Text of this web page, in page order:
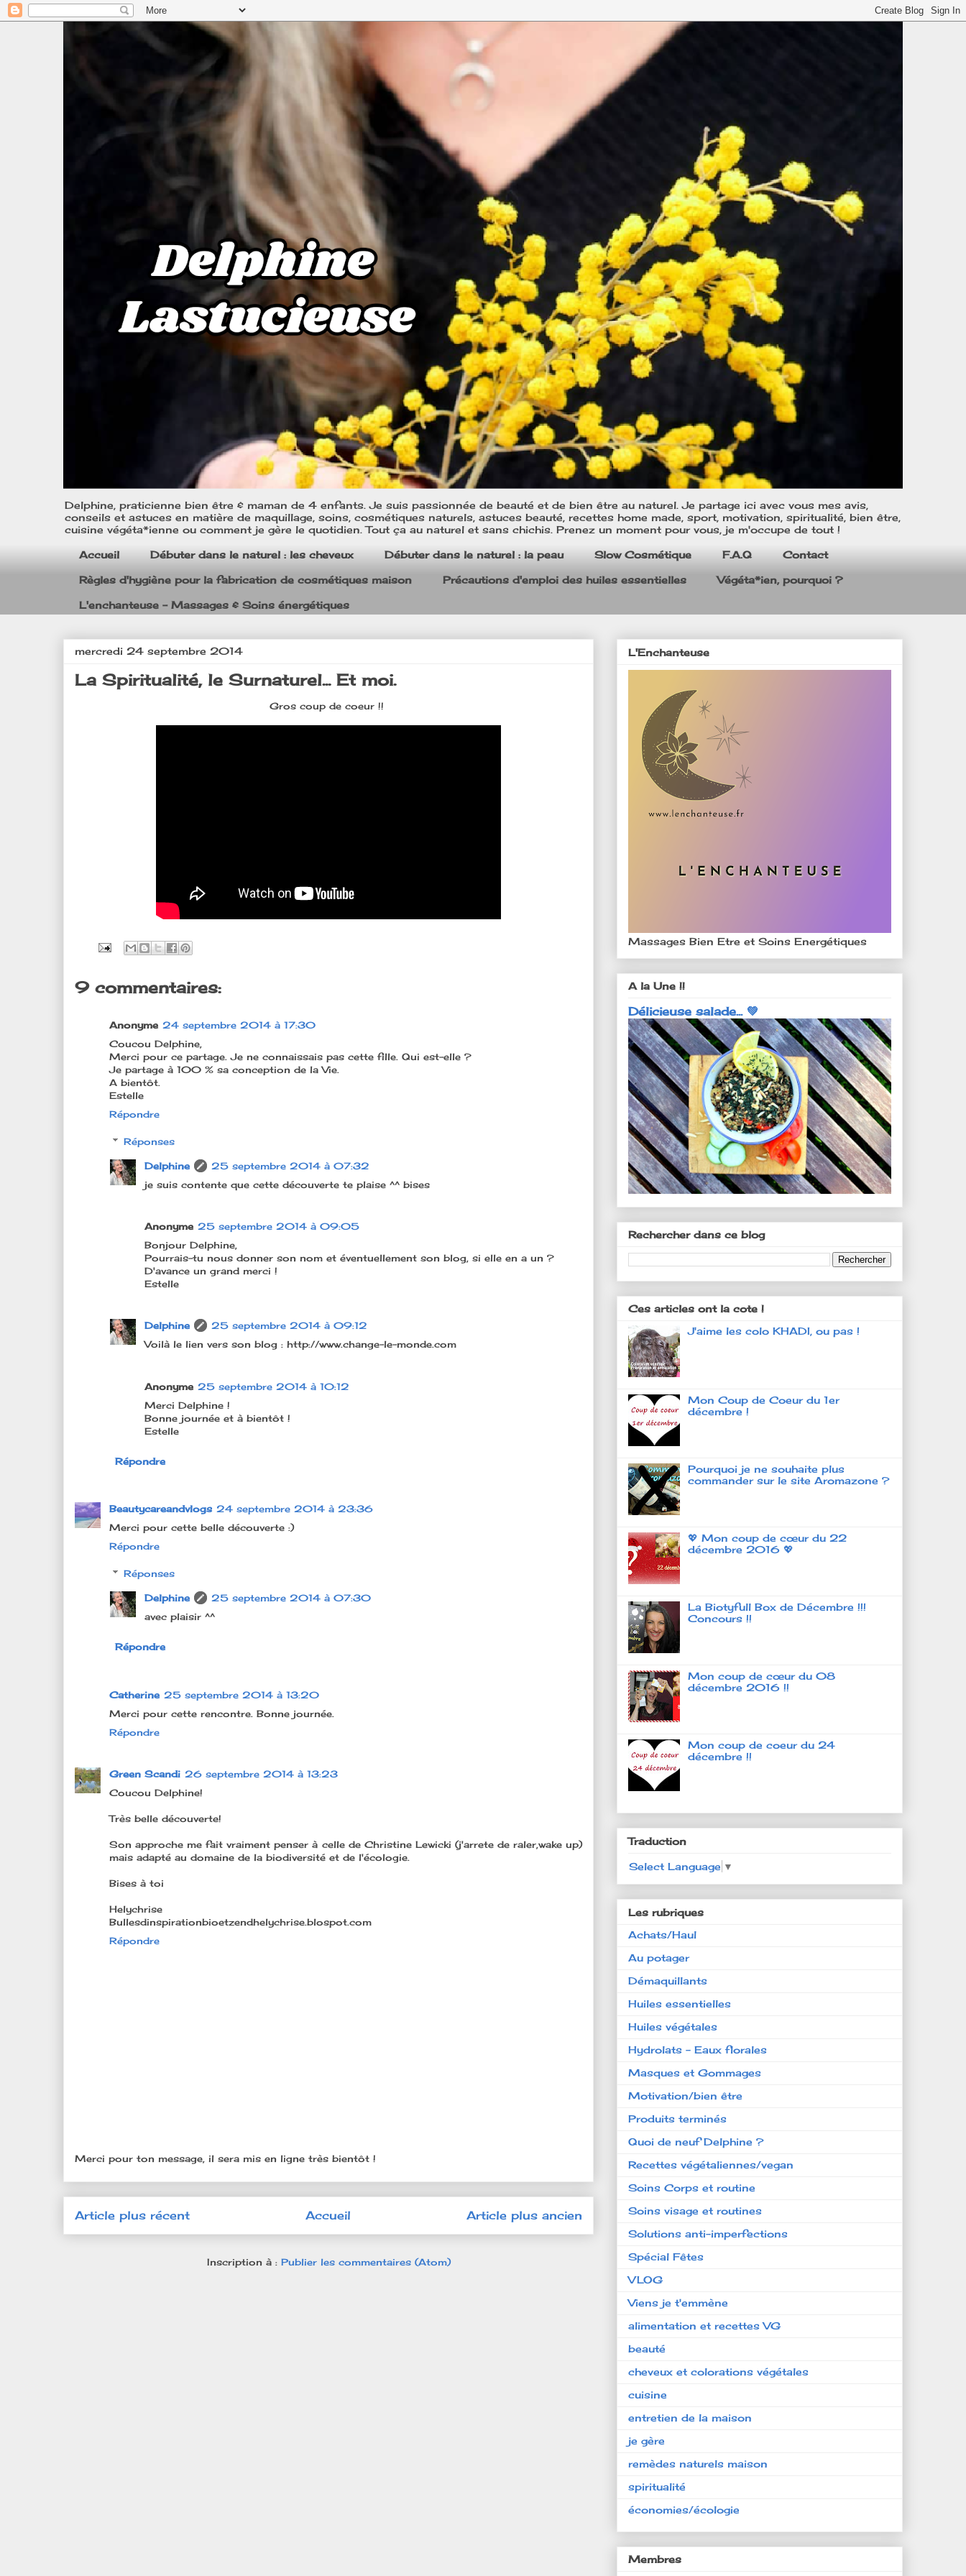
Delphine, praticienne bien être & maman de 4 enfants. Je suis passionnée de beauté et de bien être au naturel. Je partage ici avec vous mes avis,
conseils et astuces en matière de maquillage, soins, cosmétiques naturels, astuces beauté, recettes home made, sport, motivation, spiritualité, bien être,
cuisine végéta*ienne ou comment je gère le quotidien. Tout ça au naturel et sans chichis. Prenez un moment pour vous, je m'occupe de tout !
Accueil Débuter dans le naturel : les cheveux Débuter dans le naturel : la peau Slow Cosmétique F.A.Q Contact
Règles d'hygiène pour la fabrication de cosmétiques maison Précautions d'emploi des huiles essentielles Végéta*ien, pourquoi ?
L'enchanteuse - Massages & Soins énergétiques
mercredi 24 septembre 2014
La Spiritualité, le Surnaturel... Et moi.
Gros coup de coeur !!
9 commentaires:
Anonyme 24 septembre 2014 à 17:30
Coucou Delphine,
Merci pour ce partage. Je ne connaissais pas cette fille. Qui est-elle ?
Je partage à 100 % sa conception de la Vie.
A bientôt.
Estelle
Répondre
Réponses
Delphine
25 septembre 2014 à 07:32
je suis contente que cette découverte te plaise ^^ bises
Anonyme 25 septembre 2014 à 09:05
Bonjour Delphine,
Pourrais-tu nous donner son nom et éventuellement son blog, si elle en a un ?
D'avance un grand merci !
Estelle
Delphine
25 septembre 2014 à 09:12
Voilà le lien vers son blog : http://www.change-le-monde.com
Anonyme 25 septembre 2014 à 10:12
Merci Delphine !
Bonne journée et à bientôt !
Estelle
Répondre
Beautycareandvlogs 24 septembre 2014 à 23:36
Merci pour cette belle découverte :)
Répondre
Réponses
Delphine
25 septembre 2014 à 07:30
avec plaisir ^^
Répondre
Catherine 25 septembre 2014 à 13:20
Merci pour cette rencontre. Bonne journée.
Répondre
Green Scandi 26 septembre 2014 à 13:23
Coucou Delphine!
Très belle découverte!
Son approche me fait vraiment penser à celle de Christine Lewicki (j'arrete de raler,wake up)
mais adapté au domaine de la biodiversité et de l'écologie.
Bises à toi
Helychrise
Bullesdinspirationbioetzendhelychrise.blospot.com
Répondre
Merci pour ton message, il sera mis en ligne très bientôt !
Article plus récent Article plus ancien
Accueil
Inscription à : Publier les commentaires (Atom)
L'Enchanteuse
Massages Bien Etre et Soins Energétiques
A la Une !!
Délicieuse salade... 💚
Rechercher dans ce blog
Ces articles ont la cote !
J'aime les colo KHADI, ou pas !
Mon Coup de Coeur du 1er
décembre !
Pourquoi je ne souhaite plus
commander sur le site Aromazone ?
💖 Mon coup de cœur du 22
décembre 2016 💖
La Biotyfull Box de Décembre !!!
Concours !!
Mon coup de cœur du 08
décembre 2016 !!
Mon coup de coeur du 24
décembre !!
Traduction
Select Language ▼
Les rubriques
Achats/Haul
Au potager
Démaquillants
Huiles essentielles
Huiles végétales
Hydrolats - Eaux florales
Masques et Gommages
Motivation/bien être
Produits terminés
Quoi de neuf Delphine ?
Recettes végétaliennes/vegan
Soins Corps et routine
Soins visage et routines
Solutions anti-imperfections
Spécial Fêtes
VLOG
Viens je t'emmène
alimentation et recettes VG
beauté
cheveux et colorations végétales
cuisine
entretien de la maison
je gère
remèdes naturels maison
spiritualité
économies/écologie
Membres